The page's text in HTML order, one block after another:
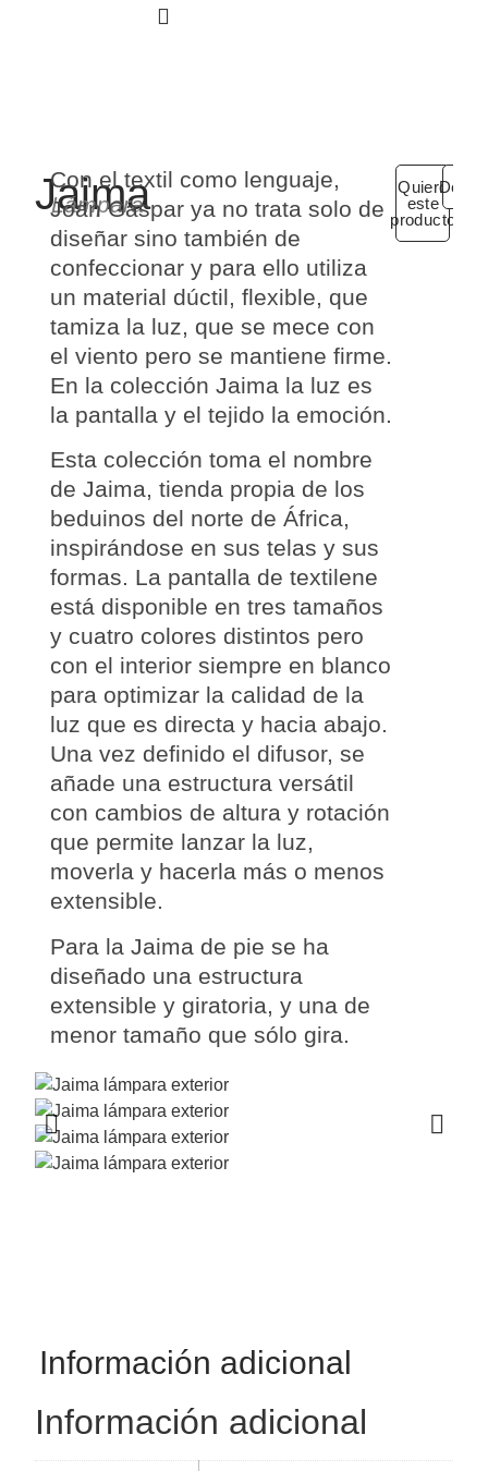
Jaima
Lámpara
Con el textil como lenguaje,
Joan Gasparya no trata solo de
diseñar sino también de
confeccionar y para ello utiliza
un material dúctil, flexible, que
tamiza la luz, que se mece con
el viento pero se mantiene firme.
En la colección Jaima laluz es
la pantallay el tejido la emoción.
Esta colección toma el nombre
de Jaima, tienda propia de los
beduinos del norte de África,
inspirándose en sus telas y sus
formas. La pantalla de textilene
está disponible en tres tamaños
y cuatro colores distintos pero
con el interior siempre en blanco
para optimizar la calidad de la
luz que es directa y hacia abajo.
Una vez definido el difusor, se
añade una estructura versátil
con cambios de altura y rotación
que permite lanzar la luz,
moverla y hacerla más o menos
extensible.
Para la Jaima de pie se ha
diseñado una estructura
extensible y giratoria, y una de
menor tamaño que sólo gira.
Quiero
este
producto
Información adicional
Información adicional